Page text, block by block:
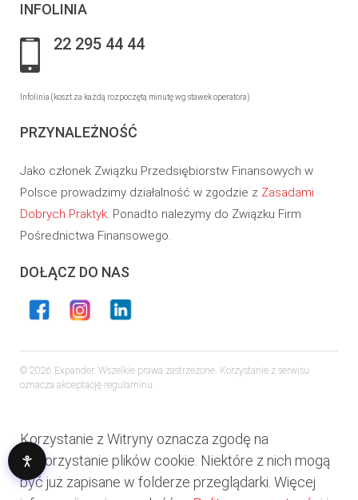
INFOLINIA
22 295 44 44
Infolinia (koszt za każdą rozpoczętą minutę wg stawek operatora)
PRZYNALEŻNOŚĆ
Jako członek Związku Przedsiębiorstw Finansowych w
Polsce prowadzimy działalność w zgodzie z Zasadami
Dobrych Praktyk. Ponadto należymy do Związku Firm
Pośrednictwa Finansowego.
DOŁĄCZ DO NAS
© 2026 Expander. Wszelkie prawa zastrzeżone. Korzystanie z serwisu
oznacza akceptację regulaminu.
Korzystanie z Witryny oznacza zgodę na
wykorzystanie plików cookie. Niektóre z nich mogą
być już zapisane w folderze przeglądarki. Więcej